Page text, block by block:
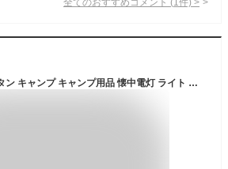
LED led おしゃれ ランタン キャンプ キャンプ用品 懐中電灯 ライト ≪ LEDランタン ≫ プレゼント アウトドア ランプ 停電 防災グッズ 防災 電池 名入れ プレゼント ランキング 人気 おしゃれ 実用的 置き型 屋外 キャンプライト お祝い 【翌々営業日出荷】